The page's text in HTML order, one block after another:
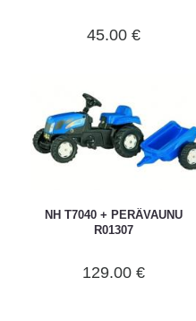
45.00 €
NH T7040 + PERÄVAUNU
R01307
129.00 €